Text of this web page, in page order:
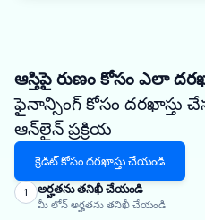
ఆస్తిపై రుణం కోసం ఎలా
ఫైనాన్సింగ్ కోసం దరఖాస్తు
ఆన్‌లైన్ ప్రక్రియ
క్రెడిట్ కోసం దరఖాస్తు చేయండి
1 అర్హతను తనిఖీ చేయండి
మీ లోన్ అర్హతను తనిఖీ చేయండి